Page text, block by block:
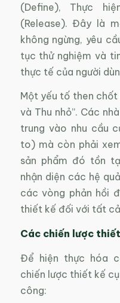
(Define), Thực
(Release). Đây là
không ngừng, yêu
tục thử nghiệm và
thực tế của người
Một yếu tố then chốt
và Thu nhỏ”. Các
trung vào nhu cầu
to) mà còn phải
sản phẩm đó tồn
nhận diện các hệ
các vòng phản hồi
thiết kế đối với tất
Các chiến lược
Để hiện thực hóa
chiến lược thiết kế
công: